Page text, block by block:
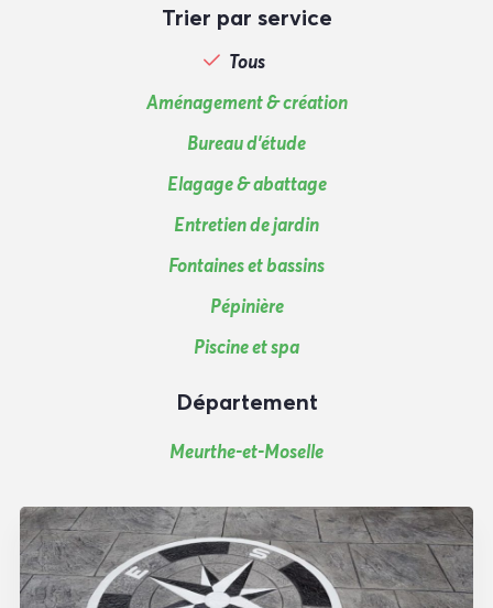
Trier par service
Tous
Aménagement & création
Bureau d'étude
Elagage & abattage
Entretien de jardin
Fontaines et bassins
Pépinière
Piscine et spa
Département
Meurthe-et-Moselle